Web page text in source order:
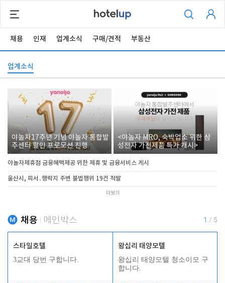
채용 인재 업계소식 구매/견적 부동산
업계소식
야놀자17주년 기념 야놀자 통합발
주센터 할인 프로모션 진행
<야놀자 MRO, 숙박업소 위한 삼
성전자 가전제품 특가 개시>
야놀자제휴점 금융혜택제공 위한 제휴 및 금융서비스 게시
울산시, 피서․행락지 주변 불법행위 19건 적발
더보기
채용 메인박스 1 / 5
스타일호텔
3교대 당번 구합니다.
왕십리 태양모텔
왕십리 태양모텔 청소이모 구
합니다.